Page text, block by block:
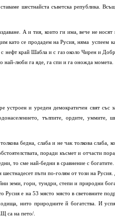
шестнайста съветска република.
А и тия, които ги има, вече не носят
като се продадем на Русия, няма успеем
нефт край Шабла и с газ около Чирен и
най-люби га яде, га спи и га оножда момета.
устроен и уреден демократичен свят със
тълпите, ордите, уммите,
бедна, слаба и не чак толкова слаба,
поради късмет и отчасти
то сме най-бедни в сравнение с
пъти по-голям от този на Русия.
земи, гори, тундри, степи и природни
Русия е на 53 място място в световните
нито природните й богатства. И
са на пето/.